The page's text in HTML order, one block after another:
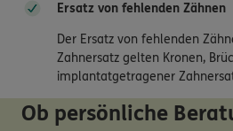
Ersatz von fehlenden Zähnen
Der Ersatz von fehlenden
Zahnersatz gelten Kronen,
implantatgetragener
Ob persönliche